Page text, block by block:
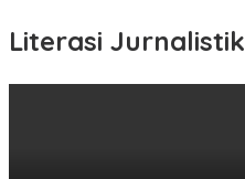
Literasi Jurnalistik